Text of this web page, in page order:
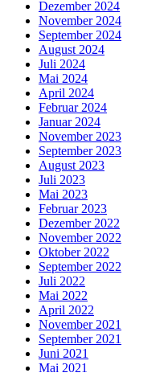
Dezember 2024
November 2024
September 2024
August 2024
Juli 2024
Mai 2024
April 2024
Februar 2024
Januar 2024
November 2023
September 2023
August 2023
Juli 2023
Mai 2023
Februar 2023
Dezember 2022
November 2022
Oktober 2022
September 2022
Juli 2022
Mai 2022
April 2022
November 2021
September 2021
Juni 2021
Mai 2021